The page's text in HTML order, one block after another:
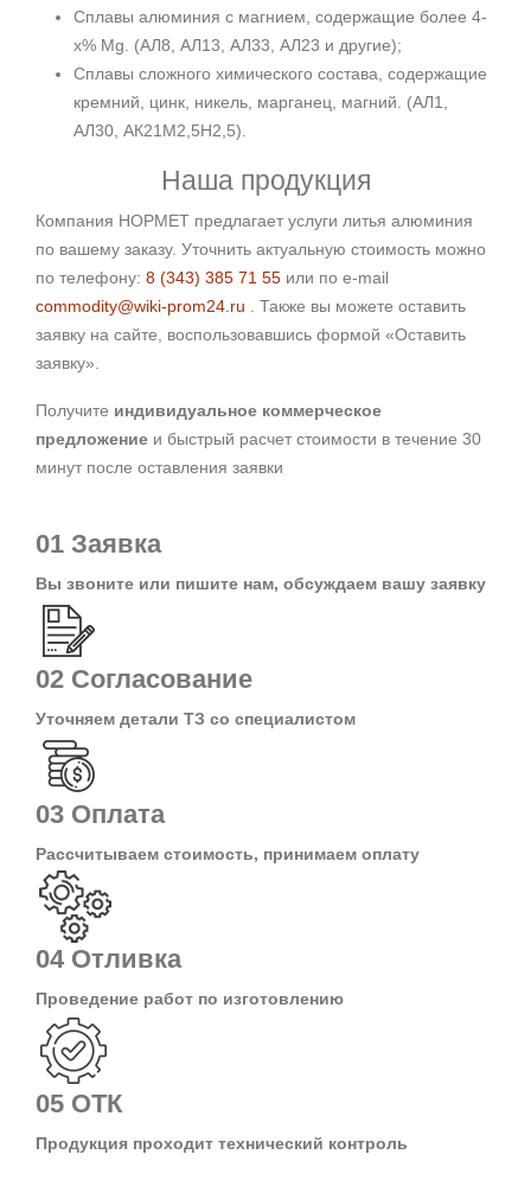
Сплавы алюминия с магнием, содержащие более 4-
х% Mg. (АЛ8, АЛ13, АЛ33, АЛ23 и другие);
Сплавы сложного химического состава, содержащие
кремний, цинк, никель, марганец, магний. (АЛ1,
АЛ30, АК21М2,5Н2,5).
Наша продукция
Компания НОРМЕТ предлагает услуги литья алюминия
по вашему заказу. Уточнить актуальную стоимость можно
по телефону: 8 (343) 385 71 55 или по e-mail
commodity@wiki-prom24.ru
. Также вы можете оставить
заявку на сайте, воспользовавшись формой «Оставить
заявку».
Получите индивидуальное коммерческое
предложение и быстрый расчет стоимости в течение 30
минут после оставления заявки
01 Заявка
Вы звоните или пишите нам, обсуждаем вашу заявку
02 Согласование
Уточняем детали ТЗ со специалистом
03 Оплата
Рассчитываем стоимость, принимаем оплату
04 Отливка
Проведение работ по изготовлению
05 ОТК
Продукция проходит технический контроль